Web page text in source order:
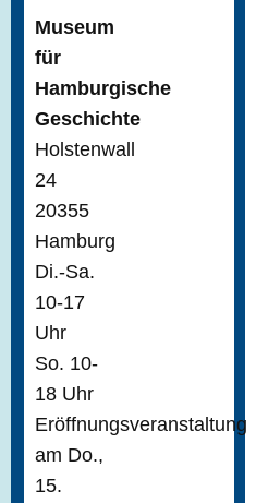
Museum
für
Hamburgische
Geschichte
Holstenwall
24
20355
Hamburg
Di.-Sa.
10-17
Uhr
So. 10-
18 Uhr
Eröffnungsveranstaltung
am Do.,
15.